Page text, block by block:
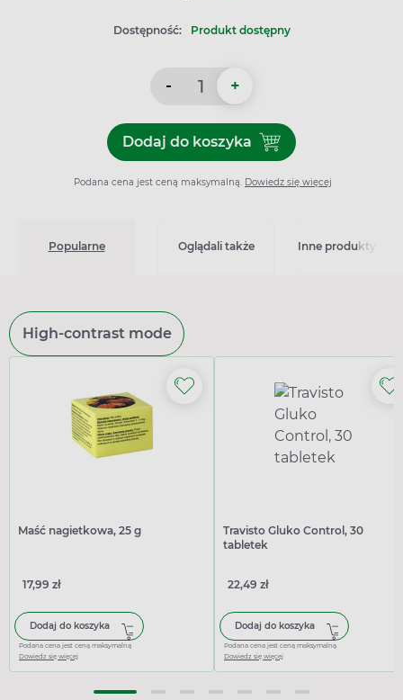
Dostępność: Produkt dostępny
- +
Dodaj do koszykaDodaj do koszyka Maść
Podana cena jest ceną maksymalną. Dowiedz się więcej
Popularne Oglądali także Inne produkty z
High-contrast mode
Maść nagietkowa, 25 g
17,99 zł
Dodaj do koszyka
Podana cena jest ceną maksymalną
Dowiedz się więcej
Travisto Gluko Control, 30
tabletek
22,49 zł
Dodaj do koszyka
Podana cena jest ceną maksymalną
Dowiedz się więcej